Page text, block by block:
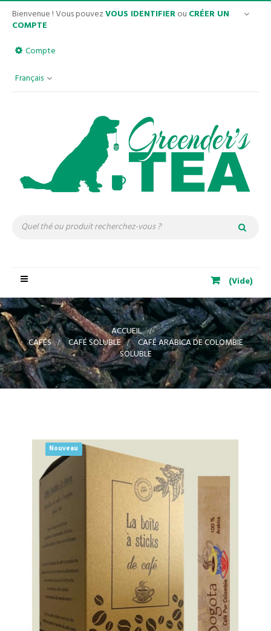
Bienvenue ! Vous pouvezVOUS IDENTIFIERou CRÉER UN
COMPTE
Compte
Français
(Vide)
Basculer
navigation
ACCUEIL >
CAFÉS > CAFÉ SOLUBLE > CAFÉ ARABICA DE COLOMBIE
SOLUBLE
Nouveau